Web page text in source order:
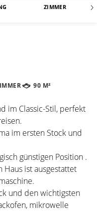
ZIMMER
90 M²
im Classic-Stil, perfekt
im ersten Stock und
günstigen Position .
ist ausgestattet
und den wichtigsten
mikrowelle